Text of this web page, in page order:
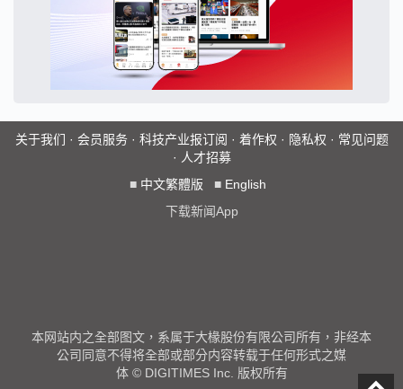
关于我们 · 会员服务· 科技产业报订阅 · 着作权 · 隐私权 · 常见问题
· 人才招募
■ 中文繁體版 ■ English
下载新闻App
本网站内之全部图文，系属于大椽股份有限公司所有，非经本
公司同意不得将全部或部分内容转载于任何形式之媒
体 © DIGITIMES Inc. 版权所有